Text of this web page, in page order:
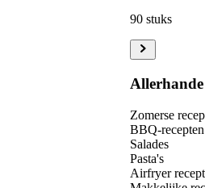
90 stuks
Allerhande
Zomerse
BBQ-recepten
Salades
Pasta's
Airfryer